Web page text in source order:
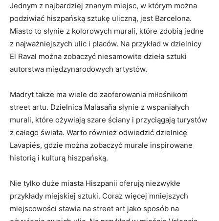
Jednym z najbardziej znanym miejsc, w którym można
podziwiać hiszpańską sztukę uliczną, jest Barcelona.
Miasto to słynie z kolorowych murali, które zdobią jedne
z najważniejszych ulic i placów. Na przykład w dzielnicy
El Raval można zobaczyć niesamowite dzieła sztuki
autorstwa międzynarodowych artystów.
Madryt także ma wiele do zaoferowania miłośnikom
street artu. Dzielnica Malasaña słynie z wspaniałych
murali, które ożywiają szare ściany i przyciągają turystów
z całego świata. Warto również odwiedzić dzielnicę
Lavapiés, gdzie można zobaczyć murale inspirowane
historią i kulturą hiszpańską.
Nie tylko duże miasta Hiszpanii oferują niezwykłe
przykłady miejskiej sztuki. Coraz więcej mniejszych
miejscowości stawia na street art jako sposób na